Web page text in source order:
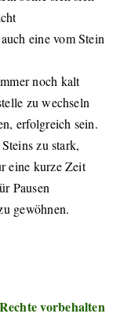
eine vom Stein
noch kalt
zu wechseln
erfolgreich sein.
zu stark,
eine kurze Zeit
Pausen
gewöhnen.
vorbehalten